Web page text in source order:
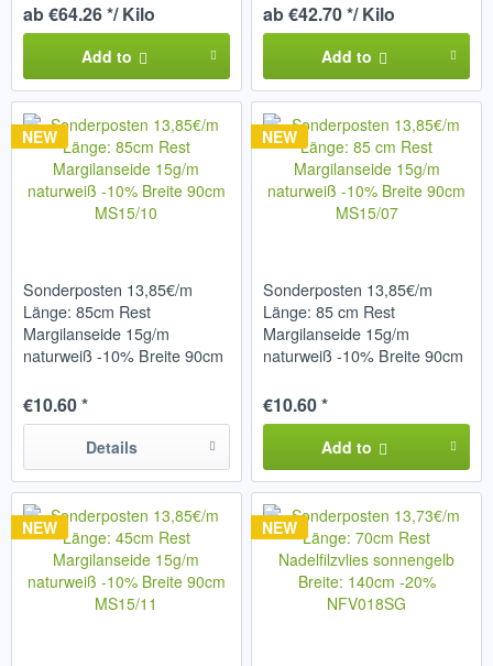
ab €64.26 */ Kilo
Add to
ab €42.70 */ Kilo
Add to
NEW
Sonderposten 13,85€/m
Länge: 85cm Rest
Margilanseide 15g/m
naturweiß -10% Breite 90cm
€10.60 *
Details
NEW
Sonderposten 13,85€/m
Länge: 85 cm Rest
Margilanseide 15g/m
naturweiß -10% Breite 90cm
€10.60 *
Add to
NEW NEW